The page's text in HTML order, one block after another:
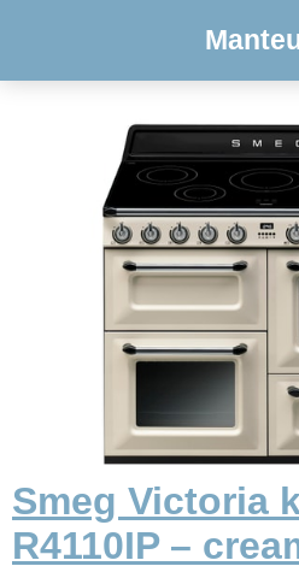
Smeg Victoria
R4110IP –